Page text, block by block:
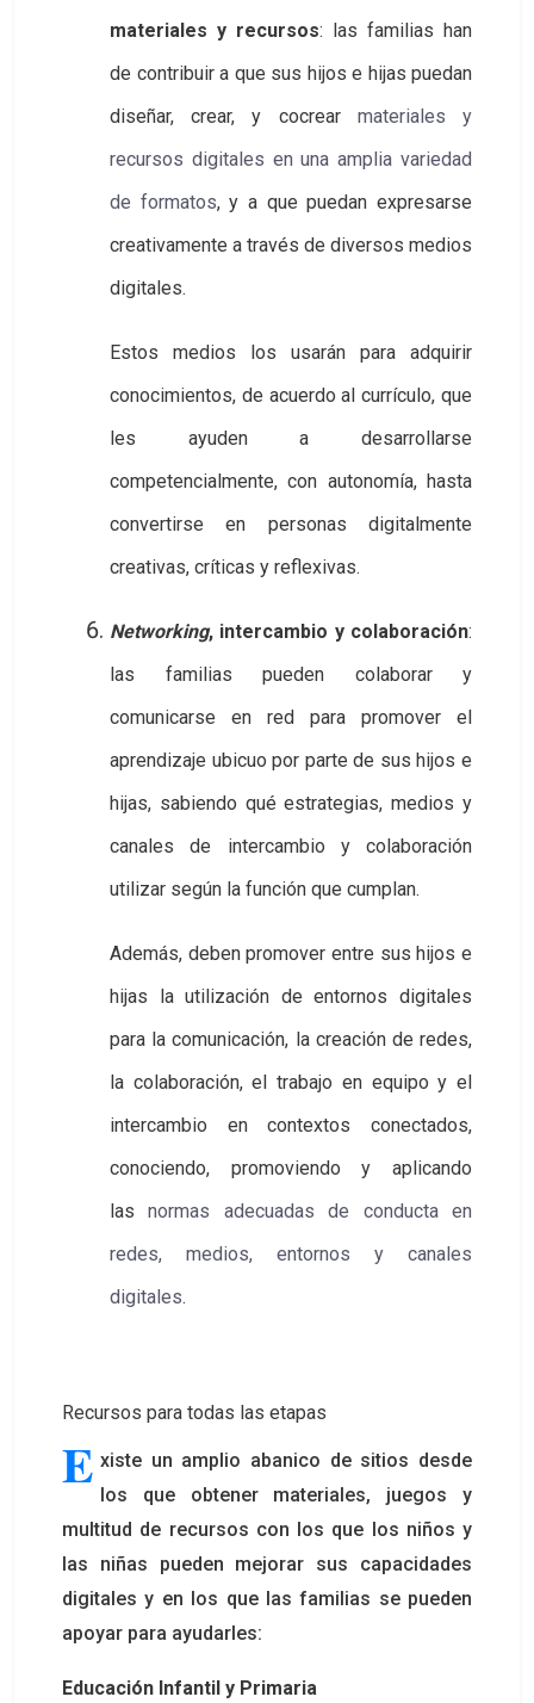
materiales y recursos: las familias han
de contribuir a que sus hijos e hijas puedan
diseñar, crear, y cocrear materiales y
recursos digitales en una amplia variedad
de formatos, y a que puedan expresarse
creativamente a través de diversos medios
digitales.
Estos medios los usarán para adquirir
conocimientos, de acuerdo al currículo, que
les ayuden a desarrollarse
competencialmente, con autonomía, hasta
convertirse en personas digitalmente
creativas, críticas y reflexivas.
Networking, intercambio y colaboración:
las familias pueden colaborar y
comunicarse en red para promover el
aprendizaje ubicuo por parte de sus hijos e
hijas, sabiendo qué estrategias, medios y
canales de intercambio y colaboración
utilizar según la función que cumplan.
Además, deben promover entre sus hijos e
hijas la utilización de entornos digitales
para la comunicación, la creación de redes,
la colaboración, el trabajo en equipo y el
intercambio en contextos conectados,
conociendo, promoviendo y aplicando
lasnormas adecuadas de conducta en
redes, medios, entornos y canales
digitales.
Recursos para todas las etapas
E xiste un amplio abanico de sitios desde
los que obtener materiales, juegos y
multitud de recursos con los que los niños y
las niñas pueden mejorar sus capacidades
digitales y en los que las familias se pueden
apoyar para ayudarles:
Educación Infantil y Primaria